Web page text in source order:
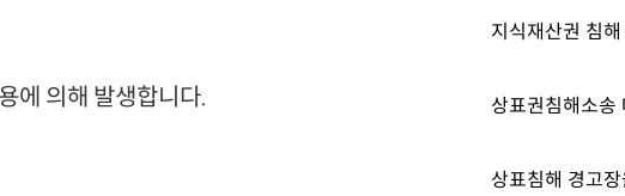
에 의해 발생합니다. 상표권침해소송
상표침해 경고장